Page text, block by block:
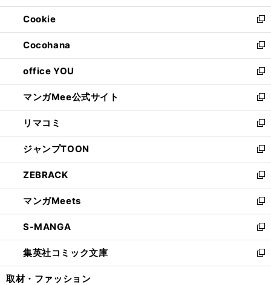
開
く
ウ
で
開
く
ン
ド
ウ
で
開
く
ウ
ィ
ン
ド
ウ
で
開
く
Cookie
新
し
い
ウ
ィ
ン
ド
ウ
で
開
く
Cocohana
新
し
い
ウ
ィ
ン
ド
ウ
で
開
く
office YOU
新
し
い
ウ
ィ
ン
ド
ウ
で
開
く
マンガMee公式サイト
新
し
い
ウ
ィ
ン
ド
ウ
で
開
く
リマコミ
新
し
い
ウ
ィ
ン
ド
ウ
で
開
く
ジャンプTOON
新
し
い
ウ
ィ
ン
ド
ウ
で
開
ZEBRACK
新
し
い
ウ
ィ
ン
ド
ウ
マンガMeets
新
し
い
ウ
ィ
ン
S-MANGA
新
し
い
ウ
集英社コミック文庫
新
し
取材・ファッション